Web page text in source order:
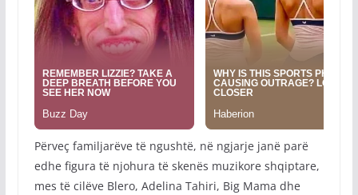
Përveç familjarëve të ngushtë, në ngjarje janë parë
edhe figura të njohura të skenës muzikore shqiptare,
mes të cilëve Blero, Adelina Tahiri, Big Mama dhe